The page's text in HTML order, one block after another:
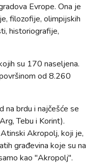
Evrope. Ona je
filozofije, olimpijskih
historiografije,
su 170 naseljena.
od 8.260
na brdu i najčešće se
Tebu i Korint).
Akropolj, koji je,
građevina koje su na
kao "Akropolj".